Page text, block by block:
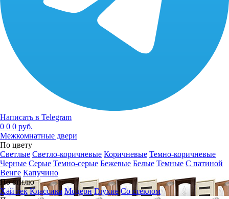
Написать в Telegram
0 0 0 руб.
Межкомнатные двери
По цвету
Светлые Светло-коричневые Коричневые Темно-коричневые
Черные Серые Темно-серые Бежевые Белые Темные С патиной
Венге Капучино
По стилю
Хай тек Классика Модерн Глухие Со стеклом